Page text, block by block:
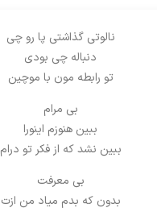
نالوتی گذاشتی پا رو چی
دنباله چی بودی
تو رابطه مون با موچین
بی مرام
ببین هنوزم اینورا
ببین نشد که از فکر تو درام
بی معرفت
بدون که بدم میاد من ازت